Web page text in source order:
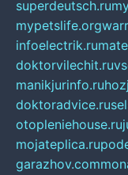
superdeutsch.ru
mypetslife.org
infoelectrik.ru
doktorvilechit.ru
manikjurinfo.ru
doktoradvice.ru
otopleniehouse.ru
mojateplica.ru
garazhov.com